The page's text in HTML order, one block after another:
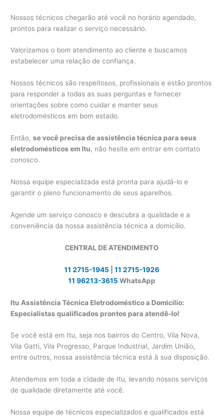
Nossos técnicos chegarão até você no horário agendado,
prontos para realizar o serviço necessário.
Valorizamos o bom atendimento ao cliente e buscamos
estabelecer uma relação de confiança.
Nossos técnicos são respeitosos, profissionais e estão prontos
para responder a todas as suas perguntas e fornecer
orientações sobre como cuidar e manter seus
eletrodomésticos em bom estado.
Então,se você precisa de assistência técnica para seus
eletrodomésticos em Itu, não hesite em entrar em contato
conosco.
Nossa equipe especializada está pronta para ajudá-lo e
garantir o pleno funcionamento de seus aparelhos.
Agende um serviço conosco e descubra a qualidade e a
conveniência da nossa assistência técnica a domicílio.
CENTRAL DE ATENDIMENTO
11 2715-1945
11 2715-1926
11 96213-3615 WhatsApp
Itu Assistência Técnica Eletrodoméstico a Domicílio:
Especialistas qualificados prontos para atendê-lo!
Se você está em Itu, seja nos bairros do Centro, Vila Nova,
Vila Gatti, Vila Progresso, Parque Industrial, Jardim União,
entre outros, nossa assistência técnica está à sua disposição.
Atendemos em toda a cidade de Itu, levando nossos serviços
de qualidade diretamente até você.
Nossa equipe de técnicos especializados e qualificados está